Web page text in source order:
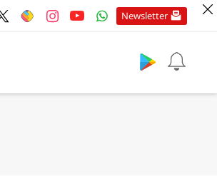
Newsletter